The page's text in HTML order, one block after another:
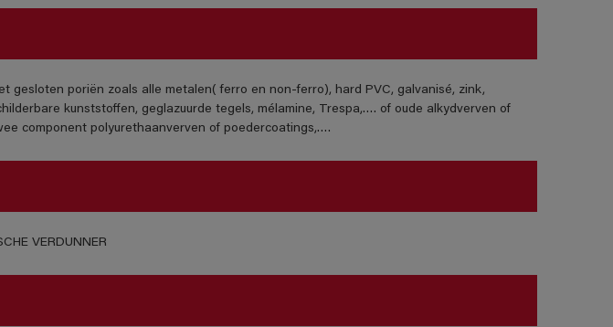
gesloten poriën zoals alle metalen( ferro en non-ferro), hard PVC, galvanisé, zink,
kunststoffen, geglazuurde tegels, mélamine, Trespa,…. of oude alkydverven of
component polyurethaanverven of poedercoatings,….
VERDUNNER